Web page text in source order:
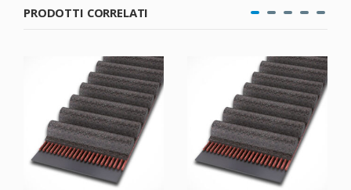
PRODOTTI CORRELATI